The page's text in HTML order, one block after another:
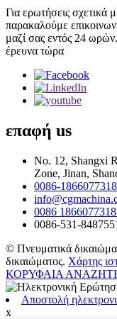
Για ερωτήσεις σχετικά
παρακαλούμε
μαζί σας εντός 24 ωρών.
έρευνα τώρα
επαφή us
No. 12, Shangxi
Zone, Jinan,
0086-
0086
0086-531-
© Πνευματικά
δικαιώματος. Χάρτης
ΚΟΡΥΦΑΙΑ
Αποστολή
x